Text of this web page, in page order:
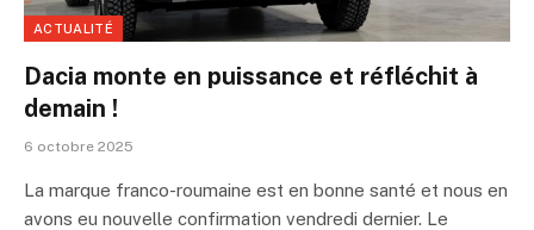
ACTUALITÉ
Dacia monte en puissance et réfléchit à
demain !
6 octobre 2025
La marque franco-roumaine est en bonne santé et nous en
avons eu nouvelle confirmation vendredi dernier. Le